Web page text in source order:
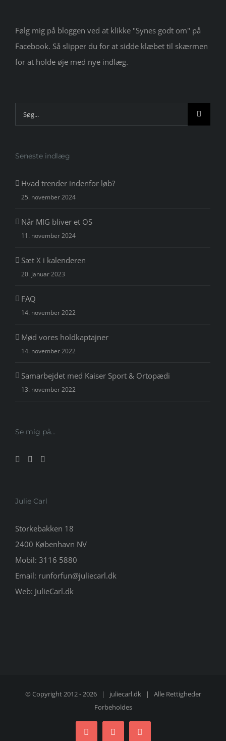
Følg mig på bloggen ved at klikke "Synes godt om" på
Facebook. Så slipper du for at sidde klæbet til skærmen
for at holde øje med nye indlæg.
Søg
efter:
Seneste indlæg
Hvad trender indenfor løb?
25. november 2024
Når MIG bliver et OS
11. november 2024
Sæt X i kalenderen
20. januar 2023
FAQ
14. november 2022
Mød vores holdkaptajner
14. november 2022
Samarbejdet med Kaiser Sport & Ortopædi
13. november 2022
Se mig på…
Julie Carl
Storkebakken 18
2400 København NV
Mobil: 3116 5880
Email: runforfun@juliecarl.dk
Web: JulieCarl.dk
© Copyright 2012 -2026 | juliecarl.dk| Alle Rettigheder
Forbeholdes
FacebookTwitter Instagram